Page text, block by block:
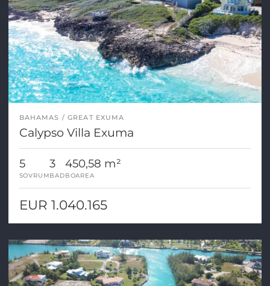
BAHAMAS GREAT EXUMA
Calypso Villa Exuma
5
SOVRUM
3
BAD
450,58 m²
BOAREA
EUR 1.040.165